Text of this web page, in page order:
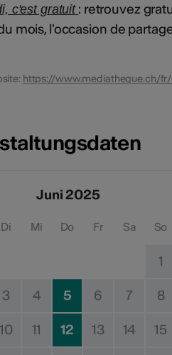
c'est gratuit : retrouvez
mois, l'occasion de
https://www.mediatheque.ch/
Juni 2025
Di Mi Do Fr Sa So
1
3 4 5 6 7 8
10 11 12 13 14 15